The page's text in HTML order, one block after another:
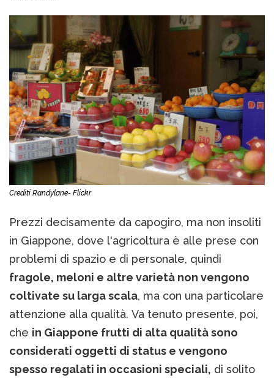
Crediti Randylane- Flickr
Prezzi decisamente da capogiro, ma non insoliti
in Giappone, dove l'agricoltura è alle prese con
problemi di spazio e di personale, quindi
fragole, meloni e altre varietà non vengono
coltivate ​​su larga scala, ma con una particolare
attenzione alla qualità. Va tenuto presente, poi,
che in Giappone frutti di alta qualità sono
considerati oggetti di status e vengono
spesso regalati in occasioni speciali, di solito